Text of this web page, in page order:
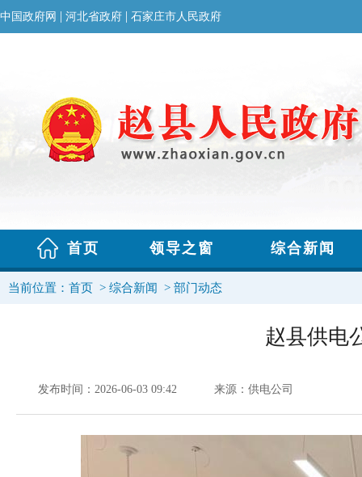
当前位置： 首页 > 综合新闻 > 部门动态
赵县供电
发布时间：2026-06-03 09:42 来源：供电公司